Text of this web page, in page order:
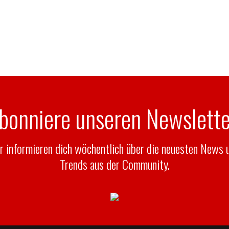
unseren
informieren dich wöchentlich über die neuesten News
Trends aus der Community.